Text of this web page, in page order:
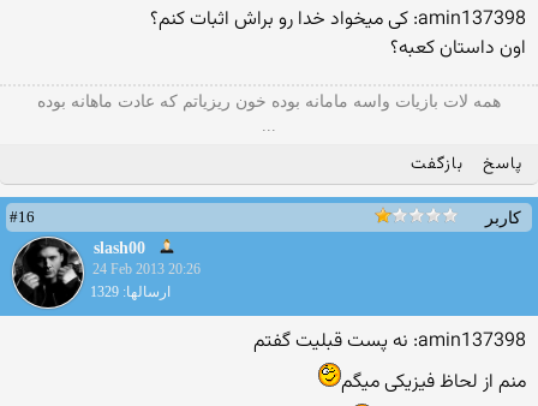
amin137398: کی میخواد خدا رو براش اثبات کنم؟
اون داستان کعبه؟
همه لات بازیات واسه مامانه بوده خون ریزیاتم که عادت ماهانه بوده
...
پاسخ بازگفت
کاربر
#16
slash00
24 Feb 2013 20:26
ارسالها: 1329
amin137398: نه پست قبلیت گفتم
منم از لحاظ فیزیکی میگم